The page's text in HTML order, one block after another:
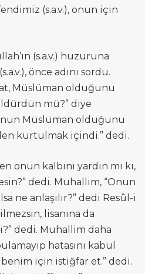
(s.a.v.), onun için
(s.a.v.) huzuruna
önce adını sordu.
Müslüman olduğunu
mü?” diye
Müslüman olduğunu
kurtulmak içindi.” dedi.
onun kalbini yardın mı ki,
dedi. Muhallim, “Onun
ne anlaşılır?” dedi Resûl-i
lisanına da
dedi. Muhallim daha
hatasını kabul
benim için istiğfar et.” dedi.